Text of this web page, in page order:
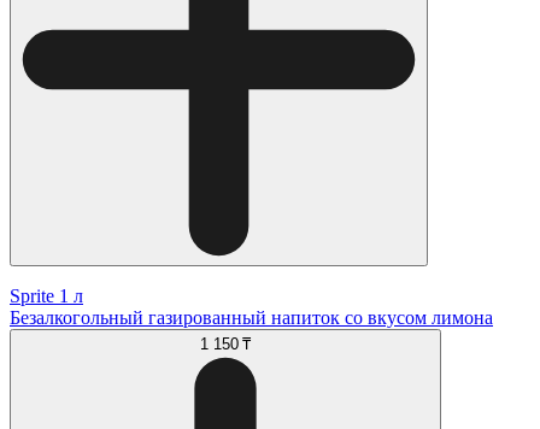
Sprite 1 л
Безалкогольный газированный напиток со вкусом лимона
1 150 ₸